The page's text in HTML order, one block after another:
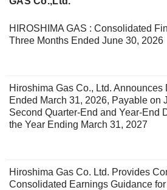
HIROSHIMA GAS : Consolidated
Three Months Ended June 30, 2026
Hiroshima Gas Co., Ltd. Announces
Ended March 31, 2026, Payable on
Second Quarter-End and Year-End
the Year Ending March 31, 2027
Hiroshima Gas Co. Ltd. Provides
Consolidated Earnings Guidance